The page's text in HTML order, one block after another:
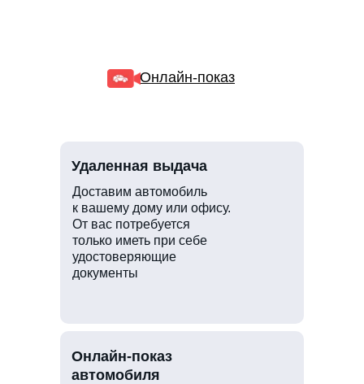
Онлайн-показ
Доставим автомобиль
к вашему дому или офису.
От вас потребуется
только иметь при себе
удостоверяющие
документы
Удаленная выдача
Онлайн-показ
автомобиля